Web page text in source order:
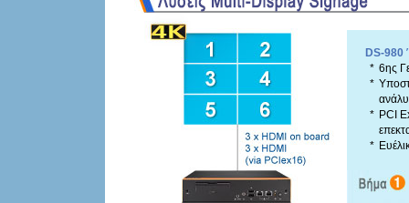
DS-980
* 6ης
*
* PCI
*